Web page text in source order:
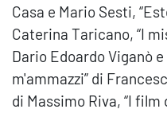
Casa e Mario Sesti,
Caterina Taricano, “I
Dario Edoardo Viganò
m'ammazzi” di
di Massimo Riva, “I